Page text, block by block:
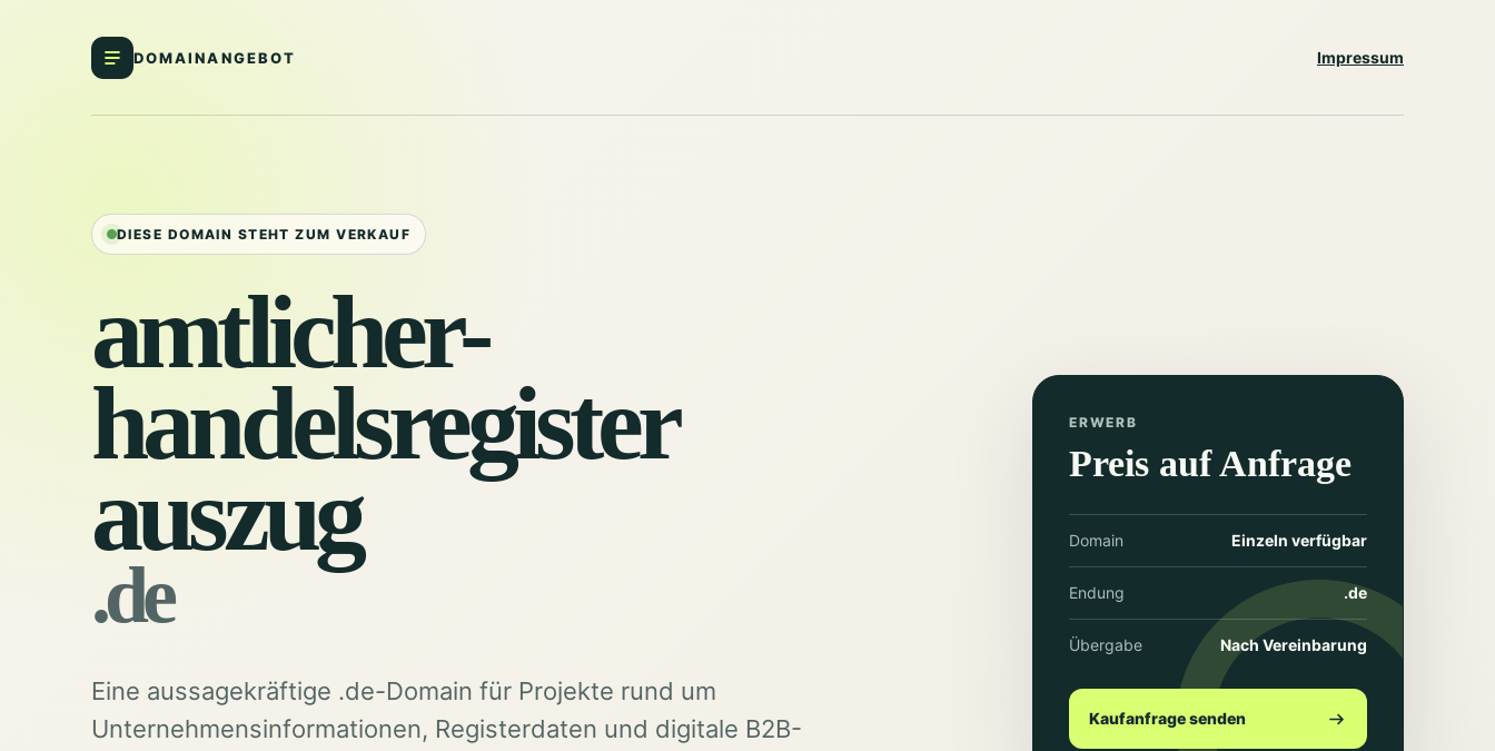
DOMAINANGEBOT Impressum
DIESE DOMAIN STEHT ZUM VERKAUF
amtlicher-
handelsregister
auszug
.de
Eine aussagekräftige .de-Domain für Projekte rund um
Unternehmensinformationen, Registerdaten und digitale B2B-
ERWERB
Preis auf Anfrage
Domain Einzeln verfügbar
Endung .de
Übergabe Nach Vereinbarung
Kaufanfrage senden